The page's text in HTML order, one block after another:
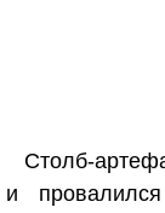
Столб-
и